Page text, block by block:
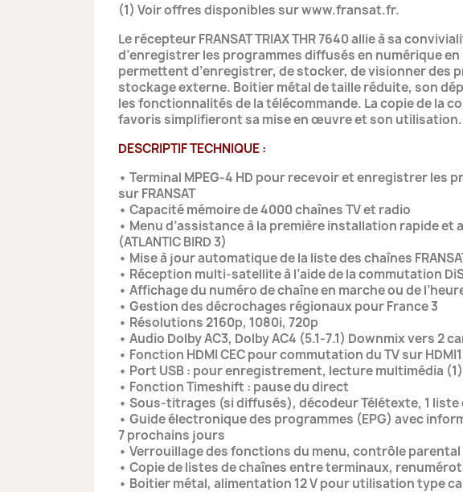
(1) Voir offres disponibles sur www.fransat.fr.
Le récepteur FRANSAT TRIAX THR 7640 allie à sa
d’enregistrer les programmes diffusés en numérique
permettent d’enregistrer, de stocker, de visionner des
stockage externe. Boitier métal de taille réduite, son
les fonctionnalités de la télécommande. La copie de la
favoris simplifieront sa mise en œuvre et son utilisation.
DESCRIPTIF TECHNIQUE :
• Terminal MPEG-4 HD pour recevoir et enregistrer les
sur FRANSAT
• Capacité mémoire de 4000 chaînes TV et radio
• Menu d’assistance à la première installation rapide et
(ATLANTIC BIRD 3)
• Mise à jour automatique de la liste des chaînes
• Réception multi-satellite à l’aide de la commutation
• Affichage du numéro de chaîne en marche ou de
• Gestion des décrochages régionaux pour France 3
• Résolutions 2160p, 1080i, 720p
• Audio Dolby AC3, Dolby AC4 (5.1-7.1) Downmix vers 2
• Fonction HDMI CEC pour commutation du TV sur HDMI1
• Port USB : pour enregistrement, lecture multimédia
• Fonction Timeshift : pause du direct
• Sous-titrages (si diffusés), décodeur Télétexte, 1
• Guide électronique des programmes (EPG) avec
7 prochains jours
• Verrouillage des fonctions du menu, contrôle parental
• Copie de listes de chaînes entre terminaux,
• Boitier métal, alimentation 12 V pour utilisation type